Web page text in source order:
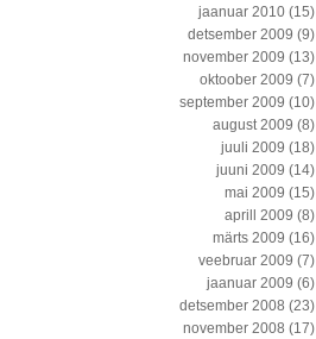
jaanuar 2010 (15)
detsember 2009 (9)
november 2009 (13)
oktoober 2009 (7)
september 2009 (10)
august 2009 (8)
juuli 2009 (18)
juuni 2009 (14)
mai 2009 (15)
aprill 2009 (8)
märts 2009 (16)
veebruar 2009 (7)
jaanuar 2009 (6)
detsember 2008 (23)
november 2008 (17)